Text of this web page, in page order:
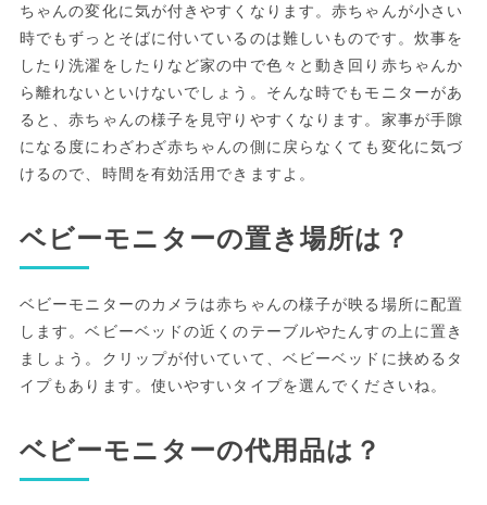
ちゃんの変化に気が付きやすくなります。赤ちゃんが小さい
時でもずっとそばに付いているのは難しいものです。炊事を
したり洗濯をしたりなど家の中で色々と動き回り赤ちゃんか
ら離れないといけないでしょう。そんな時でもモニターがあ
ると、赤ちゃんの様子を見守りやすくなります。家事が手隙
になる度にわざわざ赤ちゃんの側に戻らなくても変化に気づ
けるので、時間を有効活用できますよ。
ベビーモニターの置き場所は？
ベビーモニターのカメラは赤ちゃんの様子が映る場所に配置
します。ベビーベッドの近くのテーブルやたんすの上に置き
ましょう。クリップが付いていて、ベビーベッドに挟めるタ
イプもあります。使いやすいタイプを選んでくださいね。
ベビーモニターの代用品は？